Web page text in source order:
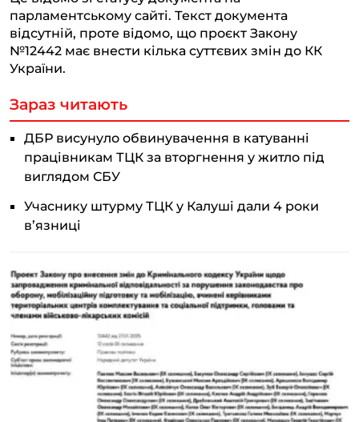
парламентському сайті. Текст документа
відсутній, проте відомо, що проєкт Закону
№12442 має внести кілька суттєвих змін до КК
України.
Зараз читають
ДБР висунуло обвинувачення в катуванні
працівникам ТЦК за вторгнення у житло під
виглядом СБУ
Учаснику штурму ТЦК у Калуші дали 4 роки
в’язниці